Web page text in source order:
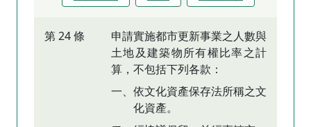
第 24 條
申請實施都市更新事業之人數與
土地及建築物所有權比率之計
算，不包括下列各款：
一、依文化資產保存法所稱之文
化資產。